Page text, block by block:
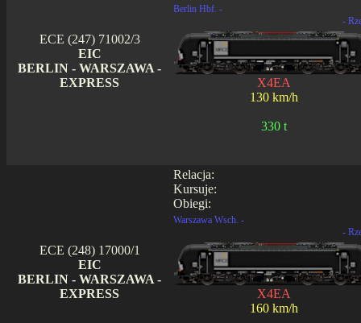
ECE (247) 71002/3
EIC
BERLIN - WARSZAWA -
EXPRESS
Berlin Hbf. -
-
X4EA
130 km/h
330 t
Relacja:
Kursuje:
Obiegi:
ECE (248) 17000/1
EIC
BERLIN - WARSZAWA -
EXPRESS
Warszawa Wsch. -
-
X4EA
160 km/h